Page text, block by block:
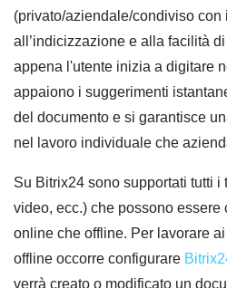
(privato/aziendale/condiviso con
all’indicizzazione e alla facilità
appena l'utente inizia a digitare
appaiono i suggerimenti
del documento e si garantisce
nel lavoro individuale che
Su Bitrix24 sono supportati tutti
video, ecc.) che possono essere
online che offline. Per lavorare
offline occorre configurare
verrà creato o modificato un